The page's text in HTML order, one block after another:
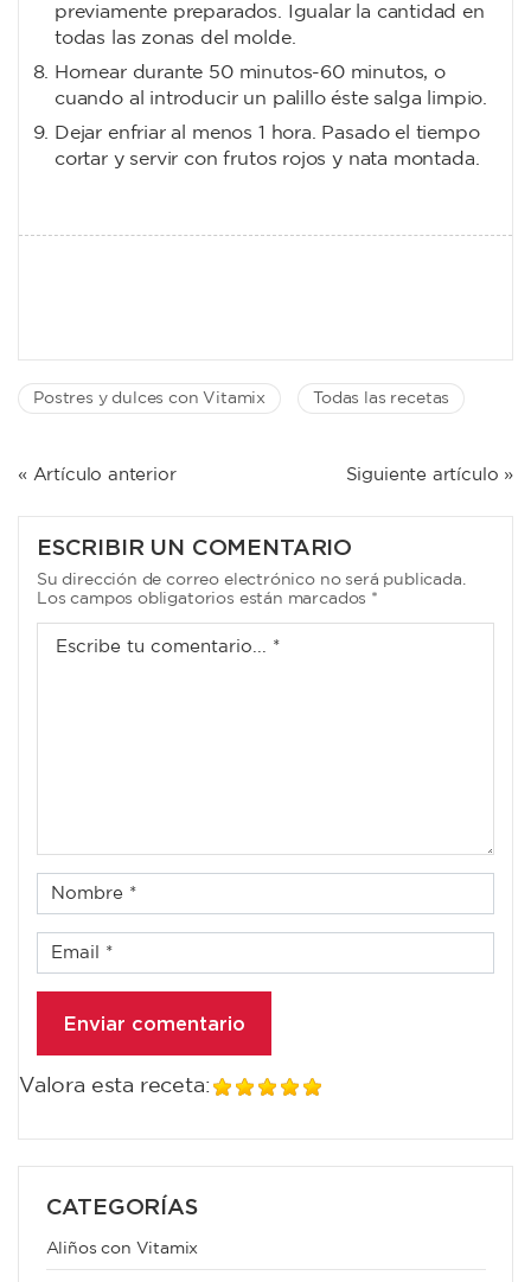
previamente preparados. Igualar la cantidad en
todas las zonas del molde.
Hornear durante 50 minutos-60 minutos, o
cuando al introducir un palillo éste salga limpio.
Dejar enfriar al menos 1 hora. Pasado el tiempo
cortar y servir con frutos rojos y nata montada.
Postres y dulces con Vitamix Todas las recetas
NAVEGACIÓN
ENTRADAS
« Artículo anterior Siguiente artículo »
ESCRIBIR UN COMENTARIO
Su dirección de correo electrónico no será publicada.
Los campos obligatorios están marcados *
Valora esta receta:
CATEGORÍAS
Aliños con Vitamix